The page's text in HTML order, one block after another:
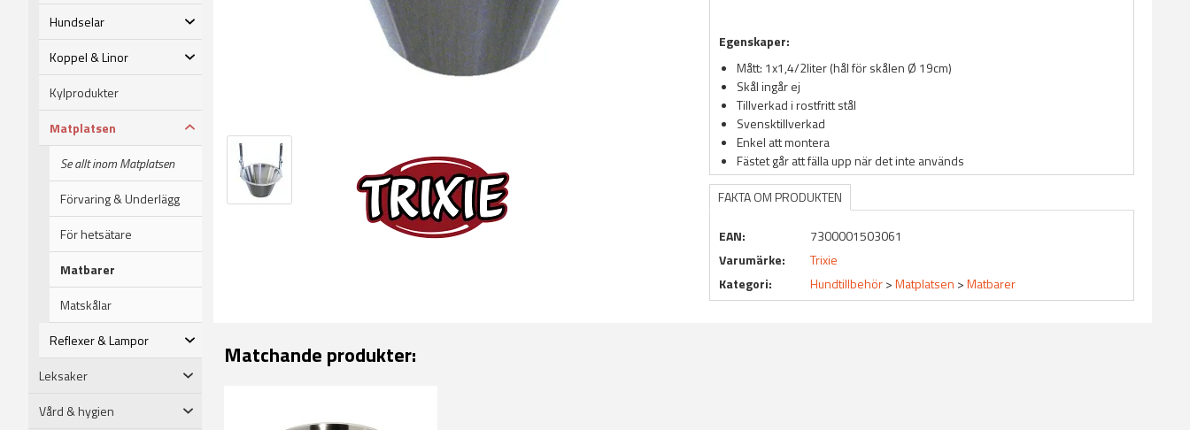
Hundselar
Koppel & Linor
Kylprodukter
Matplatsen
Se allt inom Matplatsen
Förvaring & Underlägg
För hetsätare
Matbarer
Matskålar
Reflexer & Lampor
Leksaker
Vård & hygien
Egenskaper:
Mått: 1x1,4/2liter (hål för skålen Ø 19cm)
Skål ingår ej
Tillverkad i rostfritt stål
Svensktillverkad
Enkel att montera
Fästet går att fälla upp när det inte används
FAKTA OM PRODUKTEN
EAN:
7300001503061
Varumärke:
Trixie
Kategori:
Hundtillbehör>Matplatsen >Matbarer
Matchande produkter: